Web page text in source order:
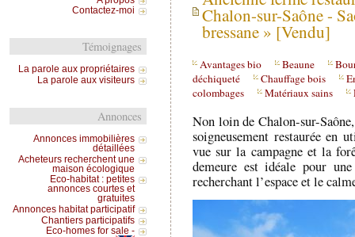
Chalon-sur-Saône -
bressane » [Vendu]
Avantages bio Beaune
déchiqueté
Chauffage bois
colombages
Matériaux sains
Non loin de Chalon-sur-
soigneusement restaurée en
vue sur la campagne et la
demeure est idéale pour
recherchant l’espace et le
Contactez-moi
Témoignages
La parole aux propriétaires
La parole aux visiteurs
Annonces
Annonces immobilières
détaillées
Acheteurs recherchent une
maison écologique
Eco-habitat : petites
annonces courtes et
gratuites
Annonces habitat participatif
Chantiers participatifs
Eco-homes for sale -